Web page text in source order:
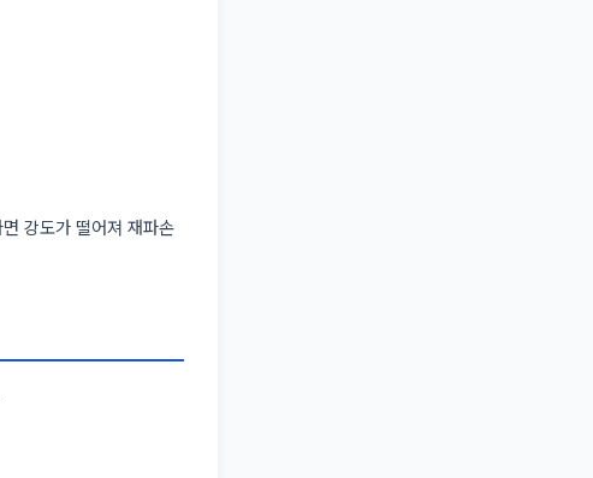
강도가 떨어져 재파손